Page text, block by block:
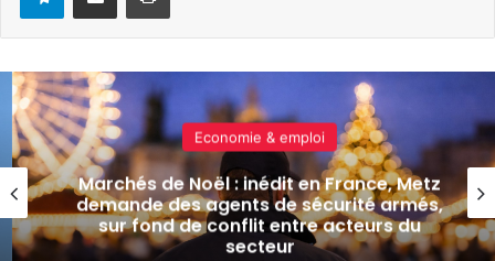
Economie & emploi
Marchés de Noël : inédit en France, Metz
demande des agents de sécurité armés,
sur fond de conflit entre acteurs du
secteur